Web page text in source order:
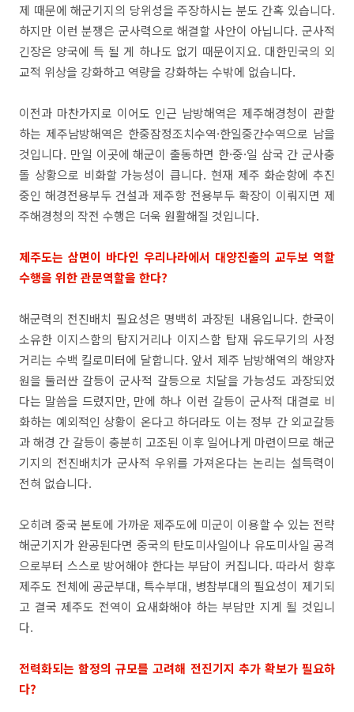
제 때문에 해군기지의 당위성을 주장하시는 분도 간혹 있습니다.
하지만 이런 분쟁은 군사력으로 해결할 사안이 아닙니다. 군사적
긴장은 양국에 득 될 게 하나도 없기 때문이지요. 대한민국의 외
교적 위상을 강화하고 역량을 강화하는 수밖에 없습니다.
이전과 마찬가지로 이어도 인근 남방해역은 제주해경청이 관할
하는 제주남방해역은 한중잠정조치수역·한일중간수역으로 남을
것입니다. 만일 이곳에 해군이 출동하면 한·중·일 삼국 간 군사충
돌 상황으로 비화할 가능성이 큽니다. 현재 제주 화순항에 추진
중인 해경전용부두 건설과 제주항 전용부두 확장이 이뤄지면 제
주해경청의 작전 수행은 더욱 원활해질 것입니다.
제주도는 삼면이 바다인 우리나라에서 대양진출의 교두보 역할
수행을 위한 관문역할을 한다?
해군력의 전진배치 필요성은 명백히 과장된 내용입니다. 한국이
소유한 이지스함의 탐지거리나 이지스함 탑재 유도무기의 사정
거리는 수백 킬로미터에 달합니다. 앞서 제주 남방해역의 해양자
원을 둘러싼 갈등이 군사적 갈등으로 치달을 가능성도 과장되었
다는 말씀을 드렸지만, 만에 하나 이런 갈등이 군사적 대결로 비
화하는 예외적인 상황이 온다고 하더라도 이는 정부 간 외교갈등
과 해경 간 갈등이 충분히 고조된 이후 일어나게 마련이므로 해군
기지의 전진배치가 군사적 우위를 가져온다는 논리는 설득력이
전혀 없습니다.
오히려 중국 본토에 가까운 제주도에 미군이 이용할 수 있는 전략
해군기지가 완공된다면 중국의 탄도미사일이나 유도미사일 공격
으로부터 스스로 방어해야 한다는 부담이 커집니다. 따라서 향후
제주도 전체에 공군부대, 특수부대, 병참부대의 필요성이 제기되
고 결국 제주도 전역이 요새화해야 하는 부담만 지게 될 것입니
다.
전력화되는 함정의 규모를 고려해 전진기지 추가 확보가 필요하
다?